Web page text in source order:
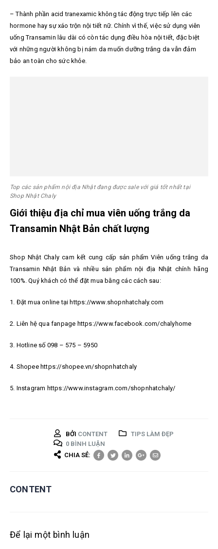
– Thành phần acid tranexamic không tác động trực tiếp lên các
hormone hay sự xáo trộn nội tiết nữ. Chính vì thế, việc sử dụng viên
uống Transamin lâu dài có còn tác dụng điều hòa nội tiết, đặc biệt
với những người không bị nám da muốn dưỡng trắng da vẫn đảm
bảo an toàn cho sức khỏe.
Top các sản phẩm nội địa Nhật đang được sale với giá tốt nhất tại
Shop Nhật Chaly
Giới thiệu địa chỉ mua viên uống trắng da
Transamin Nhật Bản chất lượng
Shop Nhật Chaly cam kết cung cấp sản phẩm Viên uống trắng da
Transamin Nhật Bản và nhiều sản phẩm nội địa Nhật chính hãng
100%. Quý khách có thể đặt mua bằng các cách sau:
1. Đặt mua online tại https://www.shopnhatchaly.com
2. Liên hệ qua fanpage https://www.facebook.com/chalyhome
3. Hotline số 098 – 575 – 5950
4. Shopee https://shopee.vn/shopnhatchaly
5. Instagram https://www.instagram.com/shopnhatchaly/
BỞI CONTENT
TIPS LÀM ĐẸP
0 BÌNH LUẬN
CHIA SẺ:
CONTENT
Để lại một bình luận